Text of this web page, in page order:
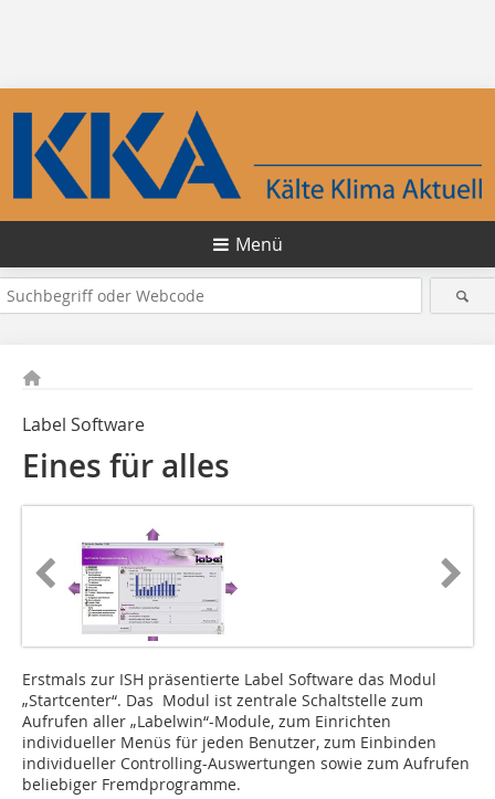
Menü
Label Software
Eines für alles
Erstmals zur ISH präsentierte Label Software das Modul
„Startcenter“. Das Modul ist zentrale Schaltstelle zum
Aufrufen aller „Labelwin“-Module, zum Einrichten
individueller Menüs für jeden Benutzer, zum Einbinden
individueller Controlling-Auswertungen sowie zum Aufrufen
beliebiger Fremdprogramme.